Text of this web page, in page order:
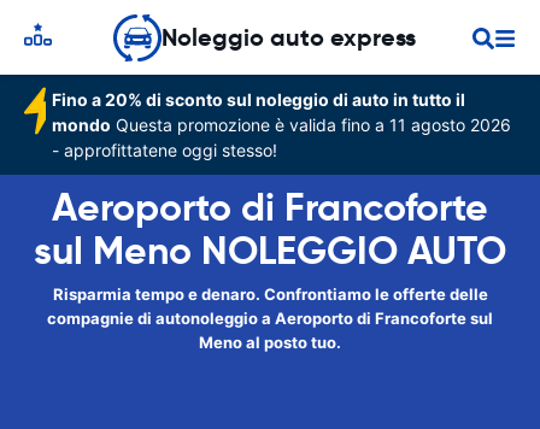
Noleggio auto express
Fino a 20% di sconto sul noleggio di auto in tutto il
mondo Questa promozione è valida fino a 11 agosto 2026
- approfittatene oggi stesso!
Aeroporto di Francoforte
sul Meno NOLEGGIO AUTO
Risparmia tempo e denaro. Confrontiamo le offerte delle
compagnie di autonoleggio a Aeroporto di Francoforte sul
Meno al posto tuo.